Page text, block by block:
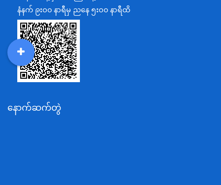
ပြန်ကြားရေးဝန်ကြီးဌာန
သာသနာရေးနှင့် ယဉ်ကျေးမှုဝန်ကြီးဌာန
စိုက်ပျိုးရေး၊မွေးမြူရေးနှင့်ဆည်မြောင်းဝန်ကြီးဌာန
ပို့ဆောင်ရေးနှင့်ဆက်သွယ်ရေးဝန်ကြီးဌာန
သယံဇာတနှင့်ပတ်ဝန်းကျင်ထိန်းသိမ်းရေးဝန်ကြီးဌာန
အလုပ်သမား၊လူဝင်မှုကြီးကြပ်ရေးနှင့်ပြည်သူ့အင်အား
နံနက် ၉းဝ၀ နာရီမှ ညနေ ၅းဝ၀ နာရီထိ
နောက်ဆက်တွဲ
MOS
DSW
DDM